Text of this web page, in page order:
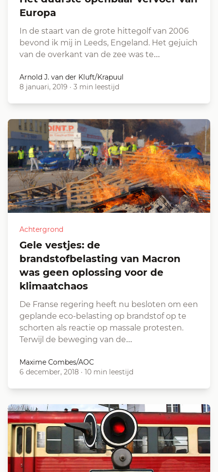
Europa
In de staart van de grote hittegolf van 2006
bevond ik mij in Leeds, Engeland. Het gejuich
van de overkant van de zee was te…
Arnold J. van der Kluft/Krapuul
8 januari, 2019 · 3 min leestijd
Achtergrond
Gele vestjes: de
brandstofbelasting van Macron
was geen oplossing voor de
klimaatchaos
De Franse regering heeft nu besloten om een
geplande eco-belasting op brandstof op te
schorten als reactie op massale protesten.
Terwijl de beweging van de…
Maxime Combes/AOC
6 december, 2018 · 10 min leestijd